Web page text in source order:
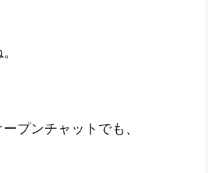
プンチャットでも、